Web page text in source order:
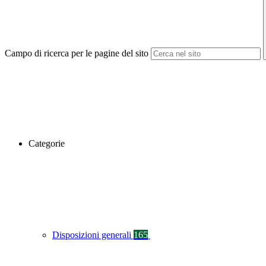
Campo di ricerca per le pagine del sito
Categorie
Disposizioni generali 165